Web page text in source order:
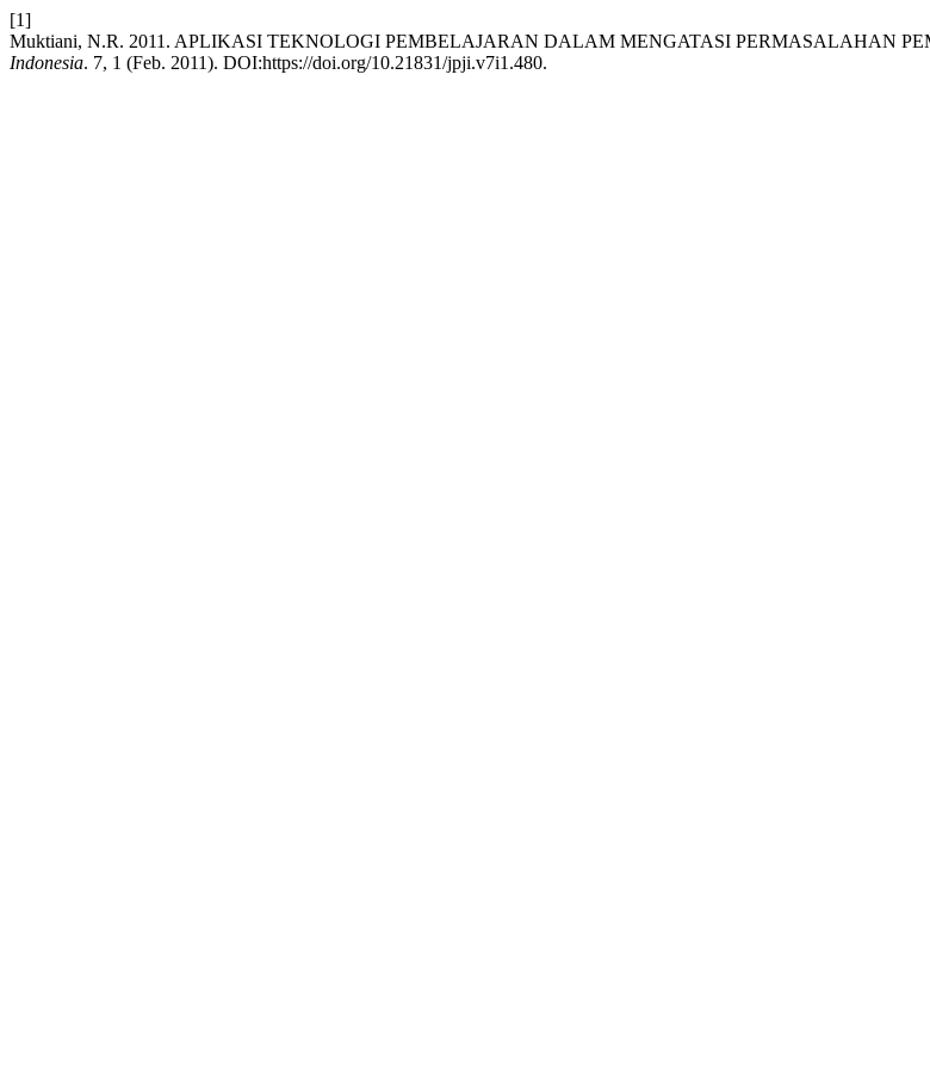
[1]
Muktiani, N.R. 2011. APLIKASI TEKNOLOGI PEMBELAJARAN DALAM MENGATASI PERMASALAHAN
Indonesia. 7, 1 (Feb. 2011). DOI:https://doi.org/10.21831/jpji.v7i1.480.